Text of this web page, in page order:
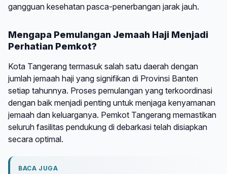
gangguan kesehatan pasca-penerbangan jarak jauh.
Mengapa Pemulangan Jemaah Haji Menjadi
Perhatian Pemkot?
Kota Tangerang termasuk salah satu daerah dengan
jumlah jemaah haji yang signifikan di Provinsi Banten
setiap tahunnya. Proses pemulangan yang terkoordinasi
dengan baik menjadi penting untuk menjaga kenyamanan
jemaah dan keluarganya. Pemkot Tangerang memastikan
seluruh fasilitas pendukung di debarkasi telah disiapkan
secara optimal.
BACA JUGA